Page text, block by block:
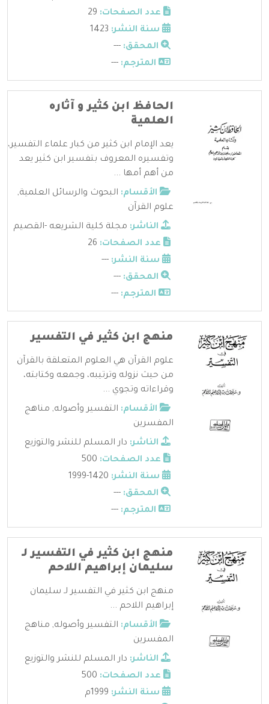
عدد الصفحات:
سنة النشر:
المحقق: ---
المترجم: ---
الحافظ ابن كثير و آثاره
العلمية
يعد الإمام ابن كثير من كبار علماء التفسير،
وتفسيره المعروف بتفسير ابن كثير يعد
من أهم أمها ...
الأقسام: البحوث والرسائل العلمية,
علوم القرآن
الناشر: مجلة كلية الشريعه -القصيم
عدد الصفحات:
سنة النشر: ---
المحقق: ---
المترجم: ---
منهج ابن كثير في التفسير
علوم القرآن هي العلوم المتعلقة بالقرآن
من حيث نزوله وترتيبه، وجمعه وكتابته،
وقراءاته وتجوي ...
الأقسام: التفسير وأصوله, مناهج
المفسرين
الناشر: دار المسلم للنشر والتوزيع
عدد الصفحات:
سنة النشر:
المحقق: ---
المترجم: ---
منهج ابن كثير في التفسير لـ
سليمان إبراهيم اللاحم
منهج ابن كثير في التفسير لـ سليمان
إبراهيم اللاحم ...
الأقسام: التفسير وأصوله, مناهج
المفسرين
الناشر: دار المسلم للنشر والتوزيع
عدد الصفحات:
سنة النشر: